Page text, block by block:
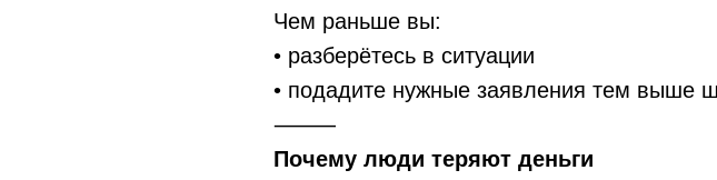
Чем раньше вы:
• разберётесь в ситуации
• подадите нужные заявления тем выше
⸻
Почему люди теряют деньги